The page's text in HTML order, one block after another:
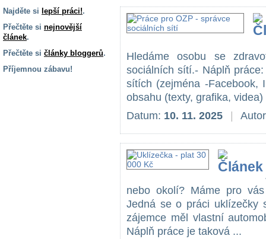
Najděte si lepší práci!.
Přečtěte si nejnovější
článek.
Přečtěte si články bloggerů.
Příjemnou zábavu!
Hledáme osobu se
sociálních sítí.- Náplň
sítích (zejména -Facebook,
obsahu (texty, grafika,
Datum: 10. 11. 2025
nebo okolí? Máme pro
Jedná se o práci uklízečky
zájemce měl vlastní
Náplň práce je taková ...